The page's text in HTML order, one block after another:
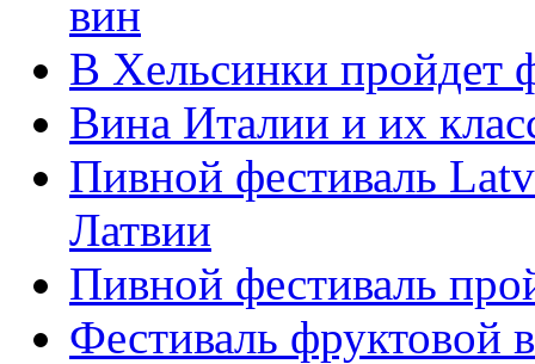
вин
В Хельсинки пройдет
Вина Италии и их
Пивной фестиваль
Латвии
Пивной фестиваль
Фестиваль фруктовой